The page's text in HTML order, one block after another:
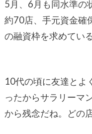
5月、6月も同水準の
約70店、手元資金確
の融資枠を求めてい
10代の頃に友達とよ
ったからサラリーマ
から残念だね。どの